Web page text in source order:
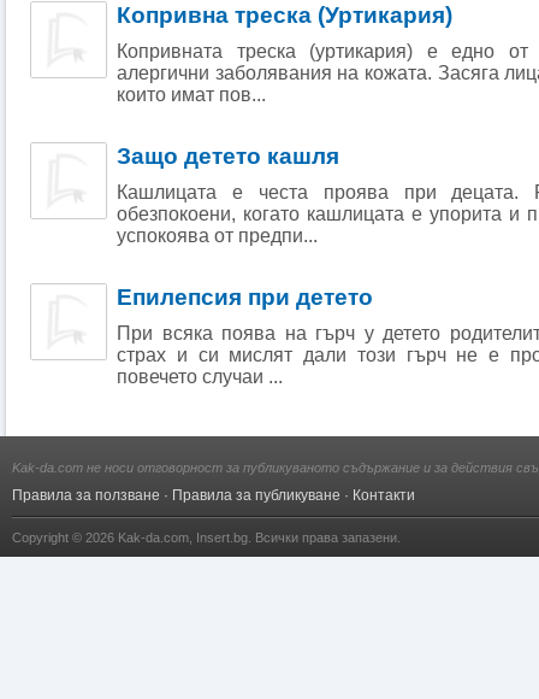
Копривна треска (Уртикария)
Копривната треска (уртикария) е едно от
алергични заболявания на кожата. Засяга
които имат пов...
Защо детето кашля
Кашлицата е честа проява при децата.
обезпокоени, когато кашлицата е упорита и
успокоява от предпи...
Епилепсия при детето
При всяка поява на гърч у детето
страх и си мислят дали този гърч не е
повечето случаи ...
Kak-da.com не носи отговорност за публикуваното съдържание и за действия
Правила за ползване · Правила за публикуване · Контакти
Copyright © 2026 Kak-da.com Insert.bg . Всички права запазени.